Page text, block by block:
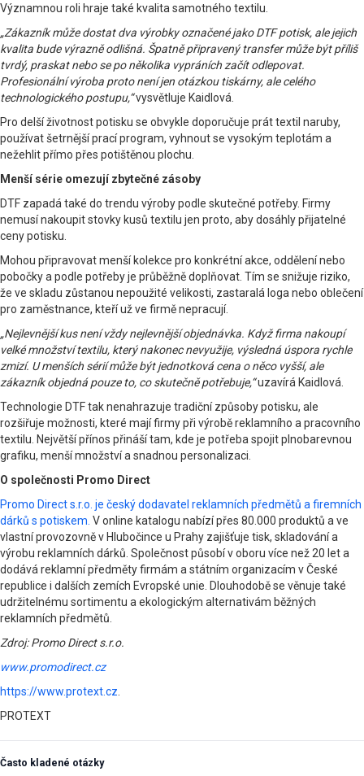
Významnou roli hraje také kvalita samotného textilu.
„Zákazník může dostat dva výrobky označené jako DTF potisk, ale jejich
kvalita bude výrazně odlišná. Špatně připravený transfer může být příliš
tvrdý, praskat nebo se po několika vypráních začít odlepovat.
Profesionální výroba proto není jen otázkou tiskárny, ale celého
technologického postupu,“vysvětluje Kaidlová.
Pro delší životnost potisku se obvykle doporučuje prát textil naruby,
používat šetrnější prací program, vyhnout se vysokým teplotám a
nežehlit přímo přes potištěnou plochu.
Menší série omezují zbytečné zásoby
DTF zapadá také do trendu výroby podle skutečné potřeby. Firmy
nemusí nakoupit stovky kusů textilu jen proto, aby dosáhly přijatelné
ceny potisku.
Mohou připravovat menší kolekce pro konkrétní akce, oddělení nebo
pobočky a podle potřeby je průběžně doplňovat. Tím se snižuje riziko,
že ve skladu zůstanou nepoužité velikosti, zastaralá loga nebo oblečení
pro zaměstnance, kteří už ve firmě nepracují.
„Nejlevnější kus není vždy nejlevnější objednávka. Když firma nakoupí
velké množství textilu, který nakonec nevyužije, výsledná úspora rychle
zmizí. U menších sérií může být jednotková cena o něco vyšší, ale
zákazník objedná pouze to, co skutečně potřebuje,“uzavírá Kaidlová.
Technologie DTF tak nenahrazuje tradiční způsoby potisku, ale
rozšiřuje možnosti, které mají firmy při výrobě reklamního a pracovního
textilu. Největší přínos přináší tam, kde je potřeba spojit plnobarevnou
grafiku, menší množství a snadnou personalizaci.
O společnosti Promo Direct
Promo Direct s.r.o. je český dodavatel reklamních předmětů a firemních
dárků s potiskem. V online katalogu nabízí přes 80.000 produktů a ve
vlastní provozovně v Hlubočince u Prahy zajišťuje tisk, skladování a
výrobu reklamních dárků. Společnost působí v oboru více než 20 let a
dodává reklamní předměty firmám a státním organizacím v České
republice i dalších zemích Evropské unie. Dlouhodobě se věnuje také
udržitelnému sortimentu a ekologickým alternativám běžných
reklamních předmětů.
Zdroj: Promo Direct s.r.o.
www.promodirect.cz
https://www.protext.cz
PROTEXT
Často kladené otázky